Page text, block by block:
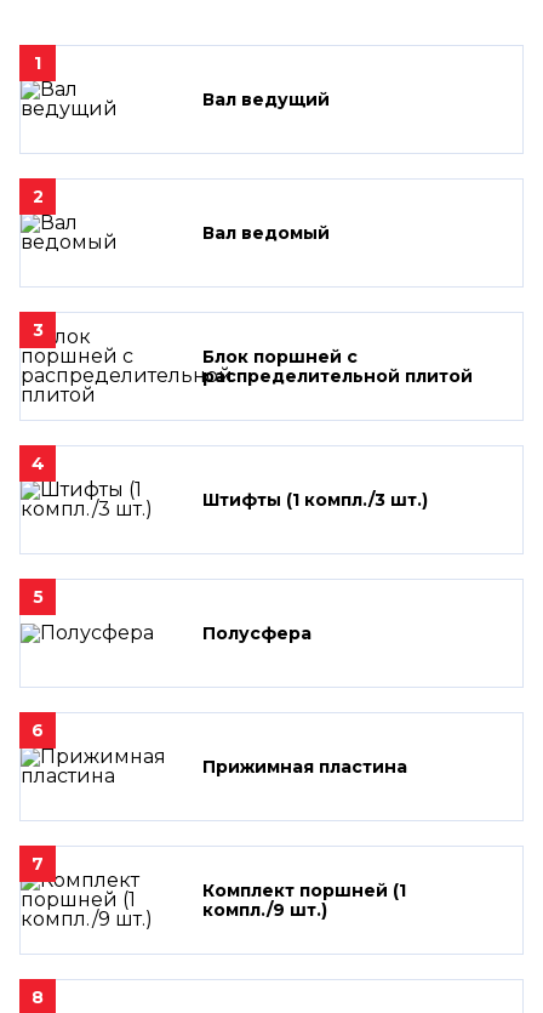
1
Вал ведущий
2
Вал ведомый
3
Блок поршней c
распределительной плитой
4
Штифты (1 компл./3 шт.)
5
Полусфера
6
Прижимная пластина
7
Комплект поршней (1
компл./9 шт.)
8